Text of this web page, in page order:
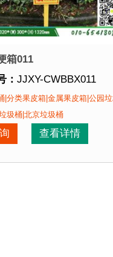
产品在视觉上，线条
箱011
： JJXY-CWBBX011
：
：钢板喷塑
：现货产品 即拍即发
：
1、材料环保，不
|分类果皮箱|金属果皮箱|公园
圾桶|北京垃圾桶
查看详情